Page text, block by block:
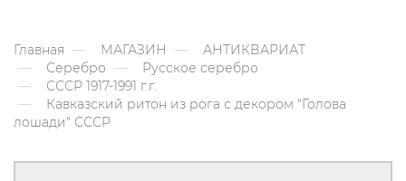
Главная МАГАЗИН
АНТИКВАРИАТ
Серебро
Русское серебро
СССР 1917-1991 г.г.
Кавказский ритон из рога с декором "Голова
лошади" СССР